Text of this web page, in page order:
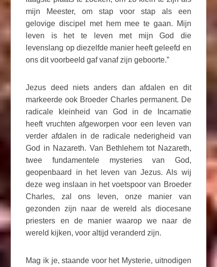
mijn Meester, om stap voor stap als een
gelovige discipel met hem mee te gaan. Mijn
leven is het te leven met mijn God die
levenslang op diezelfde manier heeft geleefd en
ons dit voorbeeld gaf vanaf zijn geboorte.”
Jezus deed niets anders dan afdalen en dit
markeerde ook Broeder Charles permanent. De
radicale kleinheid van God in de Incarnatie
heeft vruchten afgeworpen voor een leven van
verder afdalen in de radicale nederigheid van
God in Nazareth. Van Bethlehem tot Nazareth,
twee fundamentele mysteries van God,
geopenbaard in het leven van Jezus. Als wij
deze weg inslaan in het voetspoor van Broeder
Charles, zal ons leven, onze manier van
gezonden zijn naar de wereld als diocesane
priesters en de manier waarop we naar de
wereld kijken, voor altijd veranderd zijn.
Mag ik je, staande voor het Mysterie, uitnodigen